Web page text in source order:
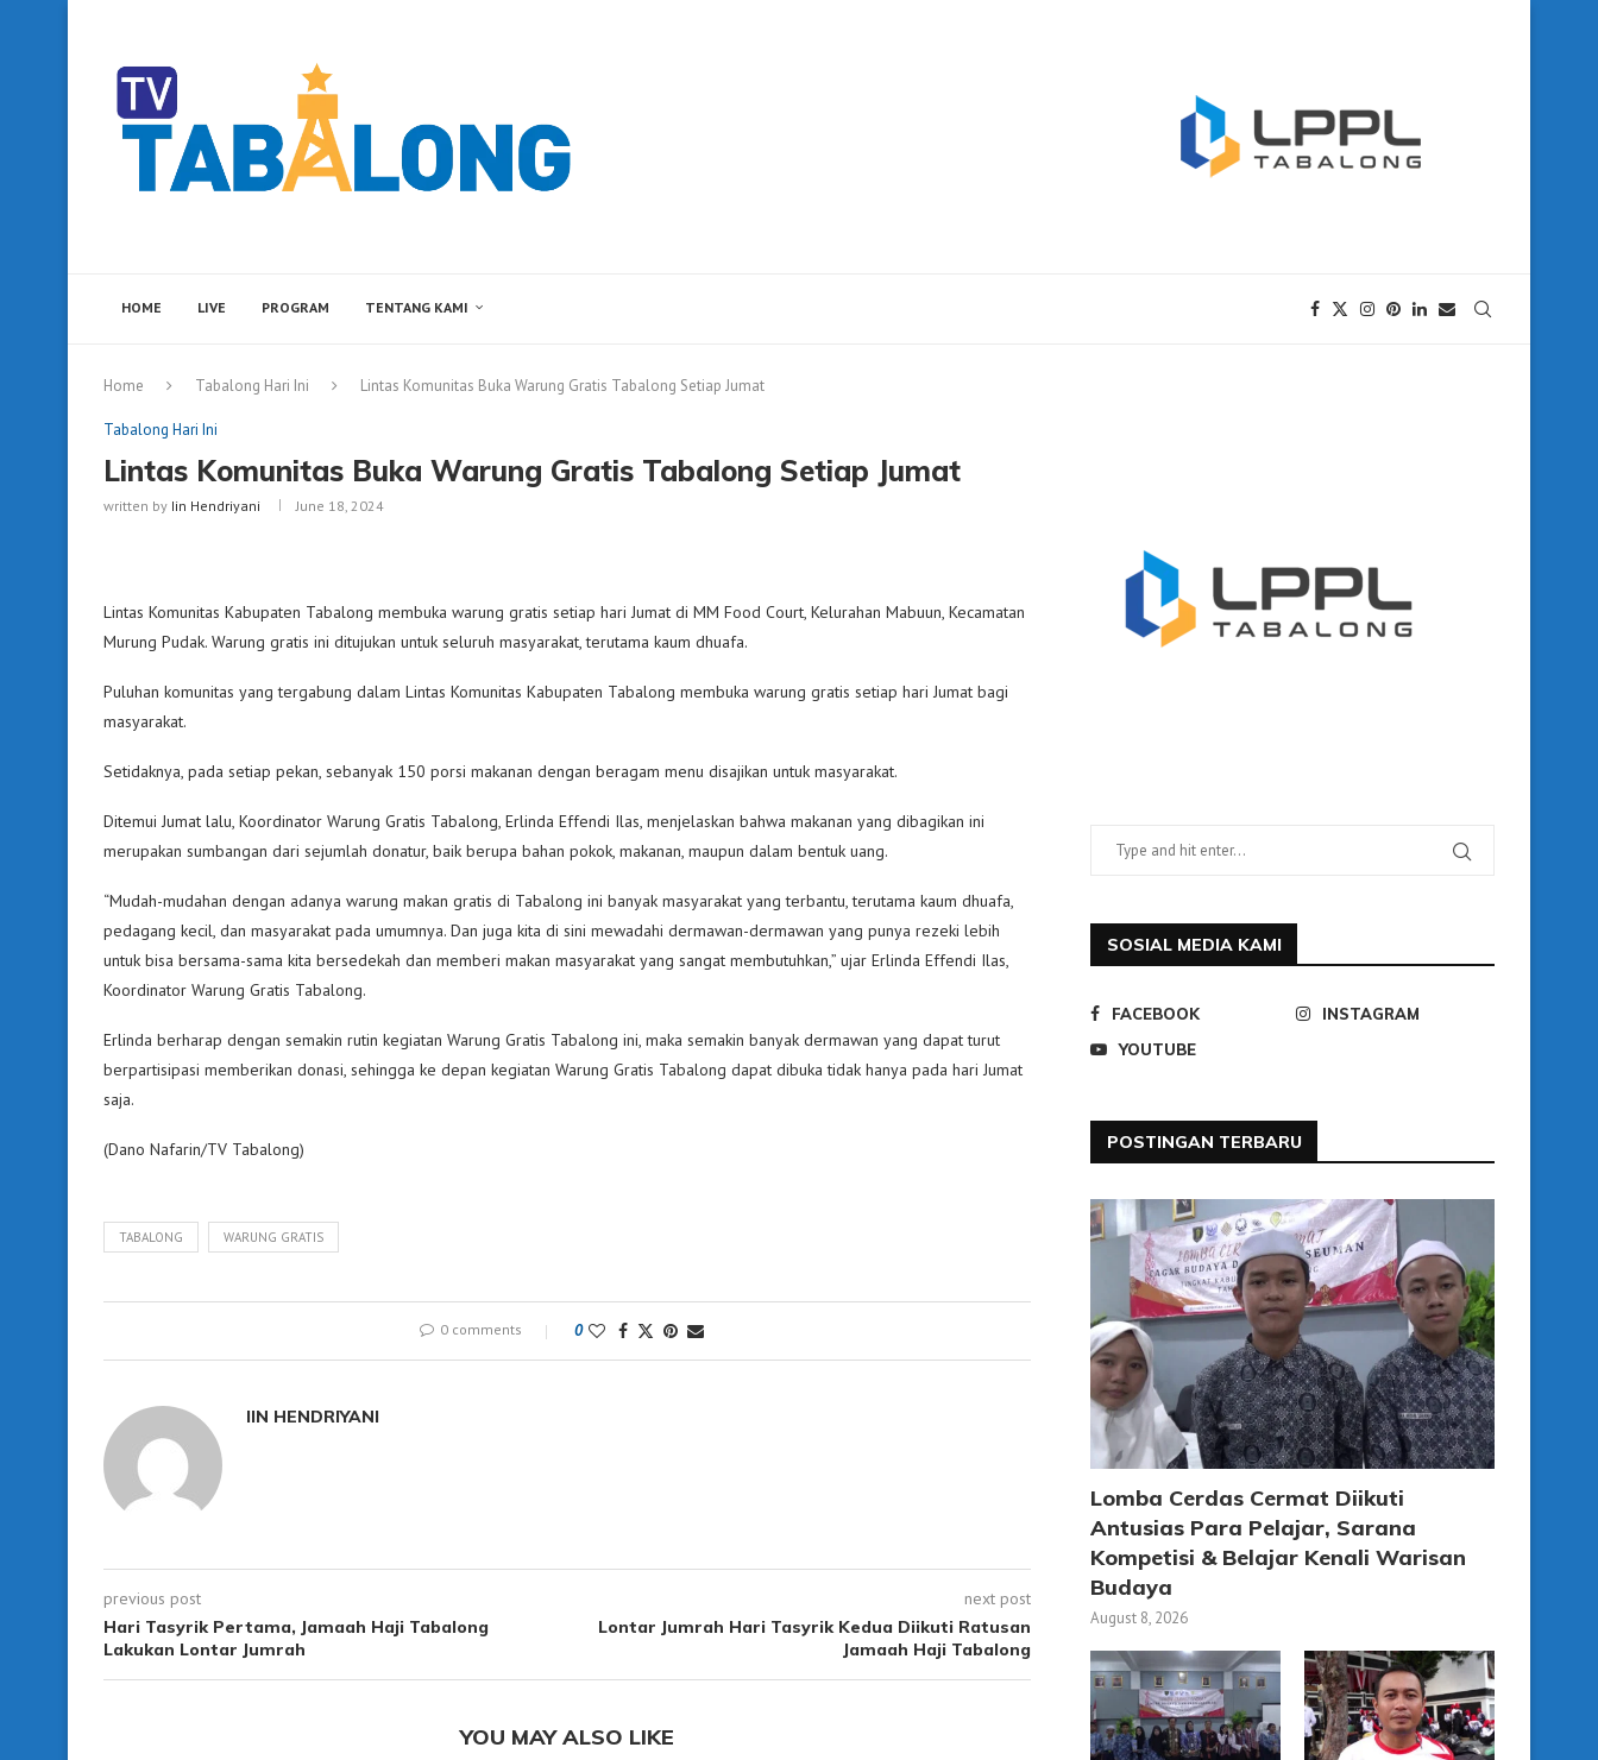
HOME LIVE PROGRAM TENTANG KAMI
Home Tabalong Hari Ini Lintas Komunitas Buka Warung Gratis Tabalong Setiap Jumat
Tabalong Hari Ini
Lintas Komunitas Buka Warung Gratis Tabalong Setiap Jumat
written by Iin Hendriyani June 18, 2024
Lintas Komunitas Kabupaten Tabalong membuka warung gratis setiap hari Jumat di MM Food Court, Kelurahan Mabuun, Kecamatan
Murung Pudak. Warung gratis ini ditujukan untuk seluruh masyarakat, terutama kaum dhuafa.
Puluhan komunitas yang tergabung dalam Lintas Komunitas Kabupaten Tabalong membuka warung gratis setiap hari Jumat bagi
masyarakat.
Setidaknya, pada setiap pekan, sebanyak 150 porsi makanan dengan beragam menu disajikan untuk masyarakat.
Ditemui Jumat lalu, Koordinator Warung Gratis Tabalong, Erlinda Effendi Ilas, menjelaskan bahwa makanan yang dibagikan ini
merupakan sumbangan dari sejumlah donatur, baik berupa bahan pokok, makanan, maupun dalam bentuk uang.
“Mudah-mudahan dengan adanya warung makan gratis di Tabalong ini banyak masyarakat yang terbantu, terutama kaum dhuafa,
pedagang kecil, dan masyarakat pada umumnya. Dan juga kita di sini mewadahi dermawan-dermawan yang punya rezeki lebih
untuk bisa bersama-sama kita bersedekah dan memberi makan masyarakat yang sangat membutuhkan,” ujar Erlinda Effendi Ilas,
Koordinator Warung Gratis Tabalong.
Erlinda berharap dengan semakin rutin kegiatan Warung Gratis Tabalong ini, maka semakin banyak dermawan yang dapat turut
berpartisipasi memberikan donasi, sehingga ke depan kegiatan Warung Gratis Tabalong dapat dibuka tidak hanya pada hari Jumat
saja.
(Dano Nafarin/TV Tabalong)
TABALONG WARUNG GRATIS
0 comments 0
IIN HENDRIYANI
previous post
Hari Tasyrik Pertama, Jamaah Haji Tabalong
Lakukan Lontar Jumrah
next post
Lontar Jumrah Hari Tasyrik Kedua Diikuti Ratusan
Jamaah Haji Tabalong
YOU MAY ALSO LIKE
SOSIAL MEDIA KAMI
FACEBOOK
INSTAGRAM
YOUTUBE
POSTINGAN TERBARU
Lomba Cerdas Cermat Diikuti
Antusias Para Pelajar, Sarana
Kompetisi & Belajar Kenali Warisan
Budaya
August 8, 2026